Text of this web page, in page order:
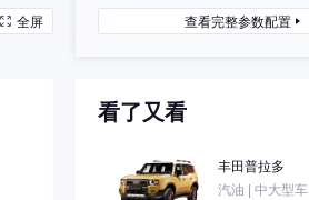
全屏 查看完整参数配置
看了又看
丰田普拉多
汽油 | 中大型车